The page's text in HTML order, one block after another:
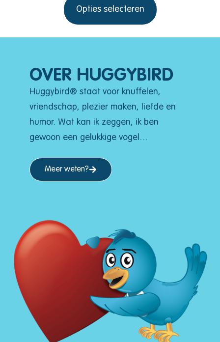
Opties selecteren
OVER HUGGYBIRD
Huggybird® staat voor knuffelen,
vriendschap, plezier maken, liefde en
humor. Wat kan ik zeggen, ik ben
gewoon een gelukkige vogel…
Meer weten?